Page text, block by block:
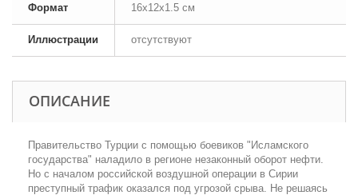
Формат 16x12x1.5 см
Иллюстрации отсутствуют
ОПИСАНИЕ
Правительство Турции с помощью боевиков "Исламского
государства" наладило в регионе незаконный оборот нефти.
Но с началом российской воздушной операции в Сирии
преступный трафик оказался под угрозой срыва. Не решаясь